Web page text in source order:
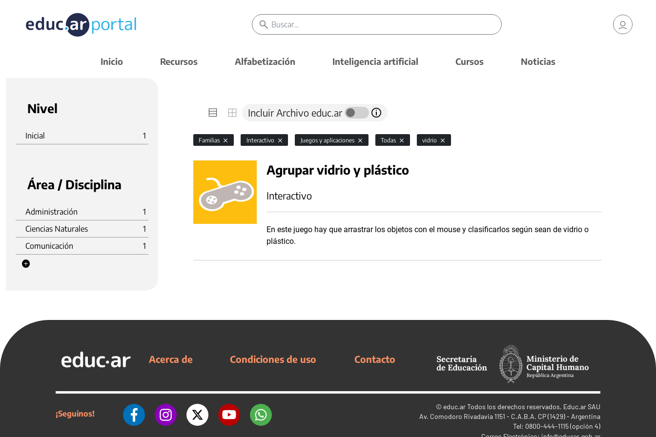
Inicio Recursos Alfabetización Inteligencia artificial Cursos Noticias
Nivel
Inicial 1
Área / Disciplina
Administración
1
Ciencias Naturales
1
Comunicación
1
Incluir Archivo educ.ar
Familias Interactivo Juegos y aplicaciones Todas vidrio
Agrupar vidrio y plástico
Interactivo
En este juego hay que arrastrar los objetos con el mouse y clasificarlos según sean de vidrio o
plástico.
Acerca de Condiciones de uso Contacto
¡Seguinos!
© educ.arTodos los derechos reservados. Educ.ar SAU
Av. Comodoro Rivadavia 1151 - C.A.B.A. CP (1429) - Argentina
Tel: 0800-444-1115 (opción 4)